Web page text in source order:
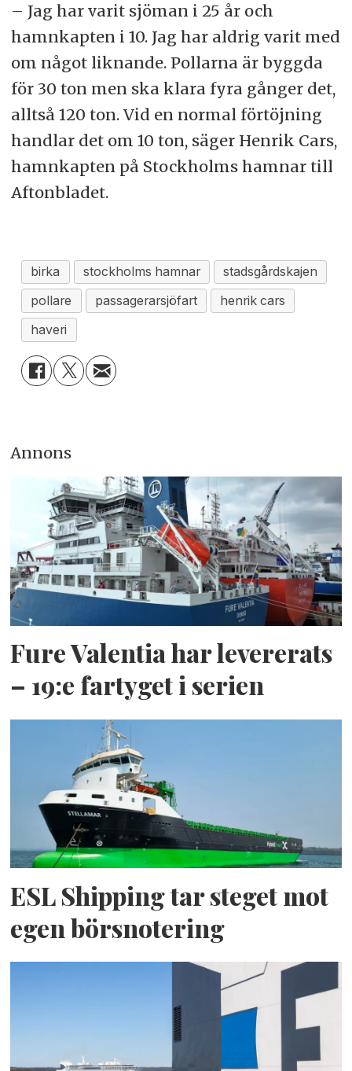
– Jag har varit sjöman i 25 år och
hamnkapten i 10. Jag har aldrig varit med
om något liknande. Pollarna är byggda
för 30 ton men ska klara fyra gånger det,
alltså 120 ton. Vid en normal förtöjning
handlar det om 10 ton, säger Henrik Cars,
hamnkapten på Stockholms hamnar till
Aftonbladet.
birka stockholms hamnar
stadsgårdskajen
pollare
passagerarsjöfart
henrik cars
haveri
Annons
Fure Valentia har levererats
– 19:e fartyget i serien
ESL Shipping tar steget mot
egen börsnotering